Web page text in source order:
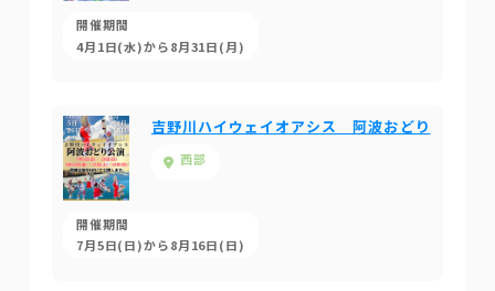
開催期間
4月1日(水)から8月31日(月)
吉野川ハイウェイオアシス 阿波おどり
西部
開催期間
7月5日(日)から8月16日(日)